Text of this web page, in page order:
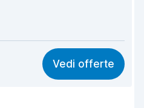
7,7
8,2
Vedi offerte